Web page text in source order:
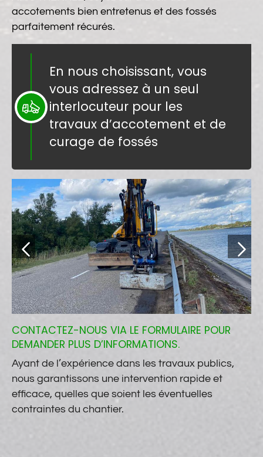
accotements bien entretenus et des fossés
parfaitement récurés.
En nous choisissant, vous
vous adressez à un seul
interlocuteur pour les
travaux d’accotement et de
curage de fossés
CONTACTEZ-NOUS VIA LE FORMULAIRE POUR
DEMANDER PLUS D’INFORMATIONS.
Ayant de l’expérience dans les travaux publics,
nous garantissons une intervention rapide et
efficace, quelles que soient les éventuelles
contraintes du chantier.